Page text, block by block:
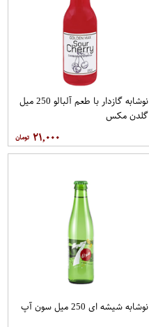
نوشابه گازدار با طعم آلبالو 250 میل
گلدن مکس
۲۱,۰۰۰
نوشابه شیشه ای 250 میل سون آپ